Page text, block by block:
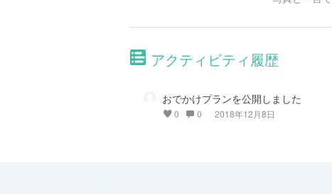
アクティビティ履歴
おでかけプランを公開しました
0 0 2018年12月8日